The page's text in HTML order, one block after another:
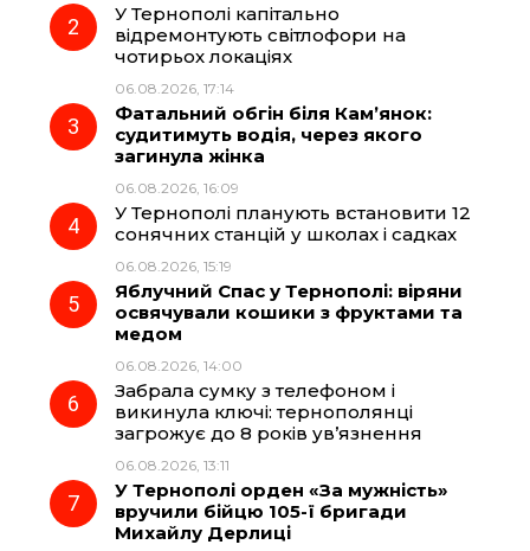
o
k
r
a
m
A
У Тернополі капітально
відремонтують світлофори на
чотирьох локаціях
06.08.2026, 17:14
Фатальний обгін біля Кам’янок:
судитимуть водія, через якого
загинула жінка
06.08.2026, 16:09
У Тернополі планують встановити 12
сонячних станцій у школах і садках
06.08.2026, 15:19
Яблучний Спас у Тернополі: віряни
освячували кошики з фруктами та
медом
06.08.2026, 14:00
Забрала сумку з телефоном і
викинула ключі: тернополянці
загрожує до 8 років ув’язнення
06.08.2026, 13:11
У Тернополі орден «За мужність»
вручили бійцю 105-ї бригади
Михайлу Дерлиці